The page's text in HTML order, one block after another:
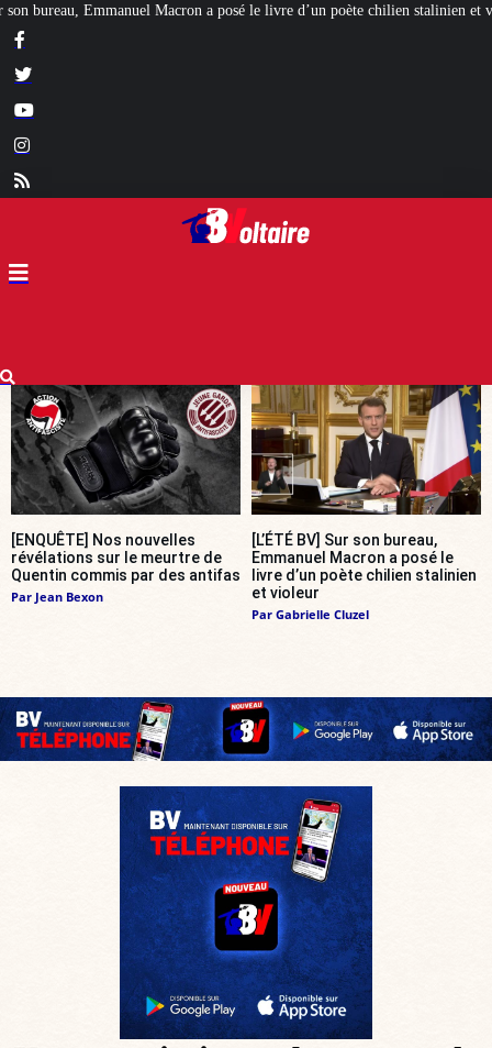
le livre d’un poète chilien stalinien et violeur Freyja, la déesse
[ENQUÊTE] Nos nouvelles
révélations sur le meurtre de
Quentin commis par des antifas
Par Jean Bexon
[L’ÉTÉ BV] Sur son bureau,
Emmanuel Macron a posé le
livre d’un poète chilien stalinien
et violeur
Par Gabrielle Cluzel